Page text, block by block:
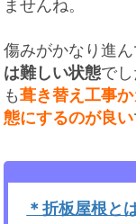
ませんね。
傷みがかなり進
は難しい状態で
も葺き替え工事
態にするのが良い
＊折板屋根と